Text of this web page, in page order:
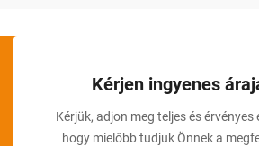
Kérjen ingyenes
Kérjük, adjon meg teljes és érvényes
hogy mielőbb tudjuk Önnek a